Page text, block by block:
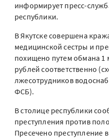
информирует пресс-
республики.
В Якутске совершена
медицинской сестры и
похищено путем обмана 1
рублей соответственно
лжесотрудников
ФСБ).
В столице республики
преступления против
Пресечено преступление